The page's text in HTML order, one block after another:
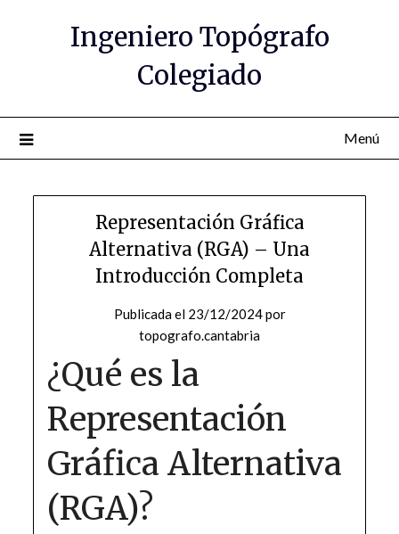
Ingeniero Topógrafo
Colegiado
Menú
Representación Gráfica
Alternativa (RGA) – Una
Introducción Completa
Publicada el 23/12/2024por
topografo.cantabria
¿Qué es la
Representación
Gráfica Alternativa
(RGA)?